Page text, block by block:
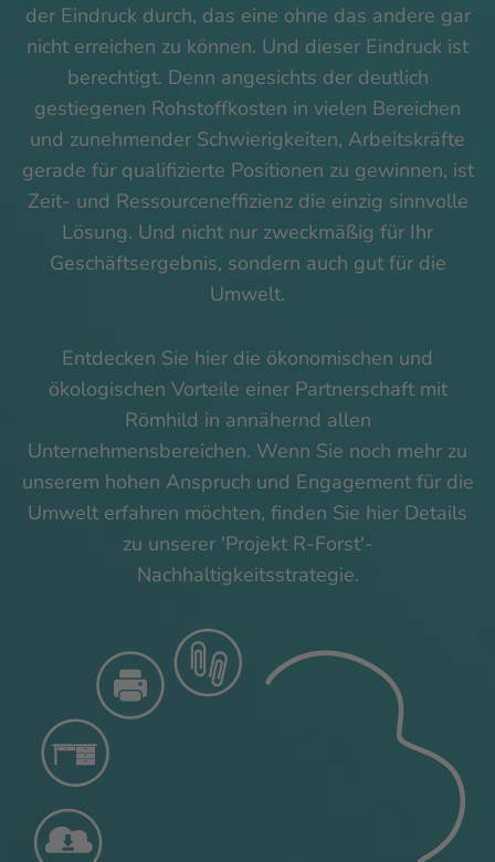
der Eindruck durch, das eine ohne das andere gar
nicht erreichen zu können. Und dieser Eindruck ist
berechtigt. Denn angesichts der deutlich
gestiegenen Rohstoffkosten in vielen Bereichen
und zunehmender Schwierigkeiten, Arbeitskräfte
gerade für qualifizierte Positionen zu gewinnen, ist
Zeit- und Ressourceneffizienz die einzig sinnvolle
Lösung. Und nicht nur zweckmäßig für Ihr
Geschäftsergebnis, sondern auch gut für die
Umwelt.
Entdecken Sie hier die ökonomischen und
ökologischen Vorteile einer Partnerschaft mit
Römhild in annähernd allen
Unternehmensbereichen. Wenn Sie noch mehr zu
unserem hohen Anspruch und Engagement für die
Umwelt erfahren möchten, finden Sie hier Details
zu unserer 'Projekt R-Forst'-
Nachhaltigkeitsstrategie.